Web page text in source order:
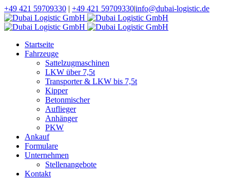
+49 421 59709330 | +49 421 59709330|info@dubai-logistic.de
Startseite
Fahrzeuge
Sattelzugmaschinen
LKW über 7,5t
Transporter & LKW bis 7,5t
Kipper
Betonmischer
Auflieger
Anhänger
PKW
Ankauf
Formulare
Unternehmen
Stellenangebote
Kontakt